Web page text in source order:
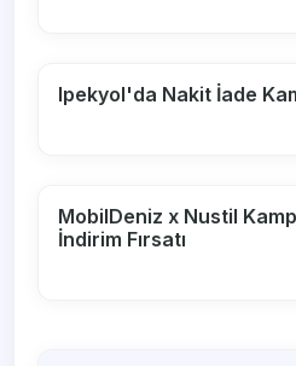
Ipekyol'da Nakit İade
MobilDeniz x Nustil
İndirim Fırsatı